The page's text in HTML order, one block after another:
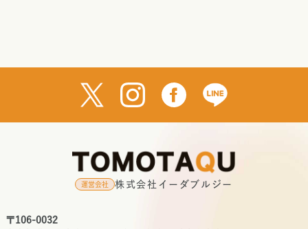
運営会社 株式会社イーダブルジー
〒106-0032